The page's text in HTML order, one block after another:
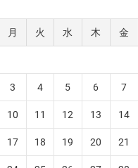
月 火 水 木 金
3 4 5 6 7
10 11 12 13 14
17 18 19 20 21